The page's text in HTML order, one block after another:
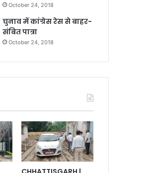
October 24, 2018
चुनाव में कांग्रेस रेस से बाहर-
संबित पात्रा
October 24, 2018